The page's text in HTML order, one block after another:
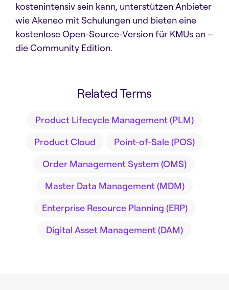
kostenintensiv sein kann, unterstützen Anbieter
wie Akeneo mit Schulungen und bieten eine
kostenlose Open-Source-Version für KMUs an –
die Community Edition.
Related Terms
Product Lifecycle Management (PLM)
Product Cloud
Point-of-Sale (POS)
Order Management System (OMS)
Master Data Management (MDM)
Enterprise Resource Planning (ERP)
Digital Asset Management (DAM)